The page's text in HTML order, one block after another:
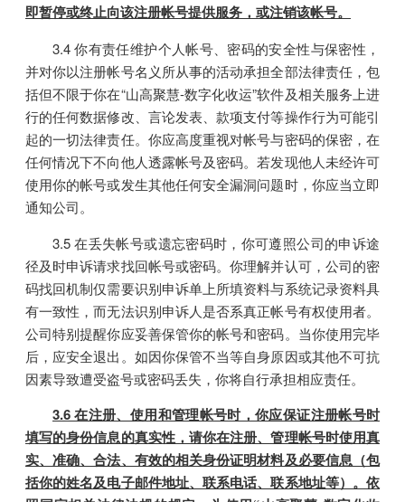
即暂停或终止向该注册帐号提供服务，或注销该帐号。
3.4 你有责任维护个人帐号、密码的安全性与保密性，
并对你以注册帐号名义所从事的活动承担全部法律责任，包
括但不限于你在“山高聚慧-数字化收运”软件及相关服务上进
行的任何数据修改、言论发表、款项支付等操作行为可能引
起的一切法律责任。你应高度重视对帐号与密码的保密，在
任何情况下不向他人透露帐号及密码。若发现他人未经许可
使用你的帐号或发生其他任何安全漏洞问题时，你应当立即
通知公司。
3.5 在丢失帐号或遗忘密码时，你可遵照公司的申诉途
径及时申诉请求找回帐号或密码。你理解并认可，公司的密
码找回机制仅需要识别申诉单上所填资料与系统记录资料具
有一致性，而无法识别申诉人是否系真正帐号有权使用者。
公司特别提醒你应妥善保管你的帐号和密码。当你使用完毕
后，应安全退出。如因你保管不当等自身原因或其他不可抗
因素导致遭受盗号或密码丢失，你将自行承担相应责任。
3.6 在注册、使用和管理帐号时，你应保证注册帐号时
填写的身份信息的真实性，请你在注册、管理帐号时使用真
实、准确、合法、有效的相关身份证明材料及必要信息（包
括你的姓名及电子邮件地址、联系电话、联系地址等）。依